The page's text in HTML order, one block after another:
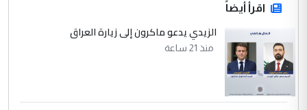
اقرأ أيضاً
الزيدي يدعو ماكرون إلى زيارة العراق
منذ 21 ساعة